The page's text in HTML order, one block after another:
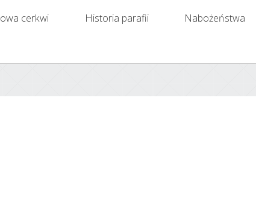
cerkwi Historia parafii Nabożeństwa